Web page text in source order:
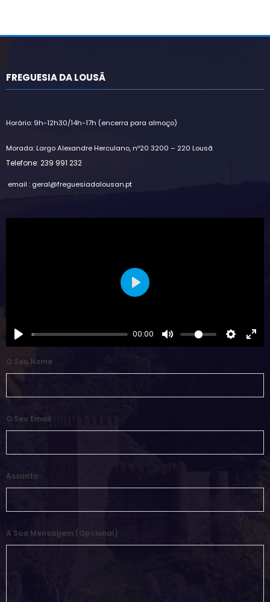
FREGUESIA DA LOUSÃ
Horário: 9h-12h30/14h-17h (encerra para almoço)
Morada: Largo Alexandre Herculano, nº20 3200 – 220 Lousã
Telefone: 239 991 232
email : geral@freguesiadalousan.pt
00:00
Play
O Seu Nome
O Seu Email
Assunto
A Sua Mensagem (opcional)